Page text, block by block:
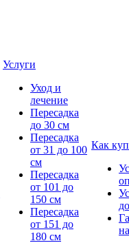
Услуги
Уход и
лечение
Пересадка
до 30 см
Пересадка
от 31 до 100
см
Пересадка
от 101 до
150 см
Пересадка
от 151 до
180 см
Как